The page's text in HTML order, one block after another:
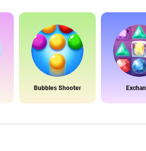
Bubbles Shooter